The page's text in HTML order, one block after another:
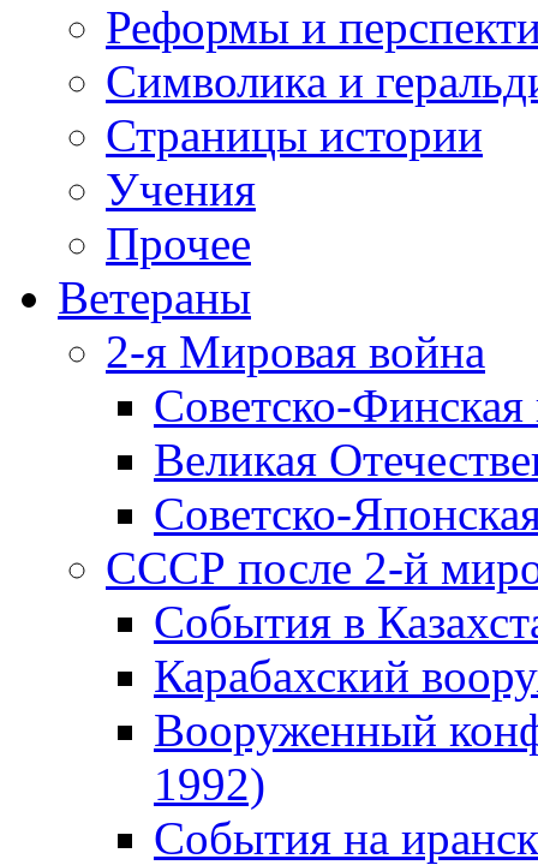
Реформы и
Символика и
Страницы истории
Учения
Прочее
Ветераны
2-я Мировая война
Советско-
Великая
Советско-
СССР после 2-й
События в
Карабахский
Вооруженный
1992)
События на